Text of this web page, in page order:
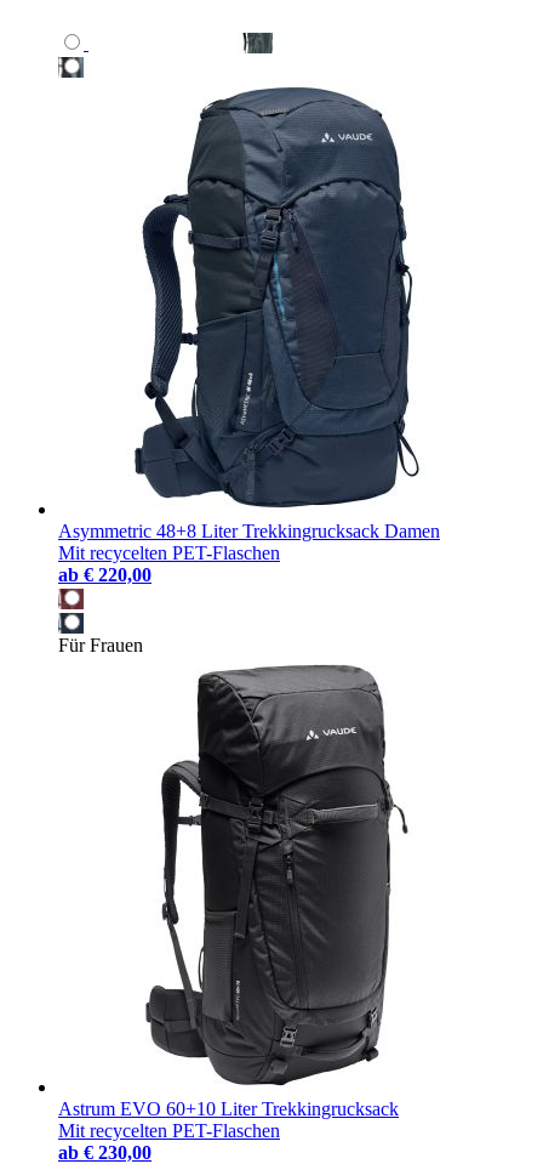
Asymmetric 48+8 Liter Trekkingrucksack Damen
Mit recycelten PET-Flaschen
ab € 220,00
Für Frauen
Astrum EVO 60+10 Liter Trekkingrucksack
Mit recycelten PET-Flaschen
ab € 230,00